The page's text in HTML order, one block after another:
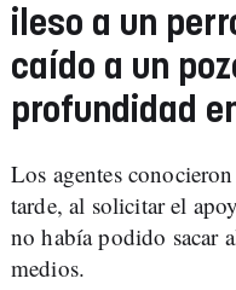
ileso a un
caído a un
profundidad
Los agentes
tarde, al solicitar el
no había podido sacar
medios.